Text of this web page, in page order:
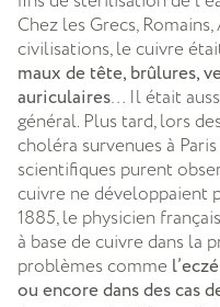
Chez les Grecs,
civilisations, le cuivre
maux de tête, brûlures,
auriculaires… Il était
général. Plus tard, lors
choléra survenues à
scientifiques purent
cuivre ne développaient
1885, le physicien
à base de cuivre dans la
problèmes comme
ou encore dans des cas